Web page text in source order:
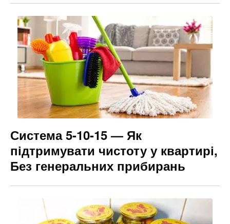
Система 5-10-15 — Як
підтримувати чистоту у квартирі,
Без генеральних прибирань